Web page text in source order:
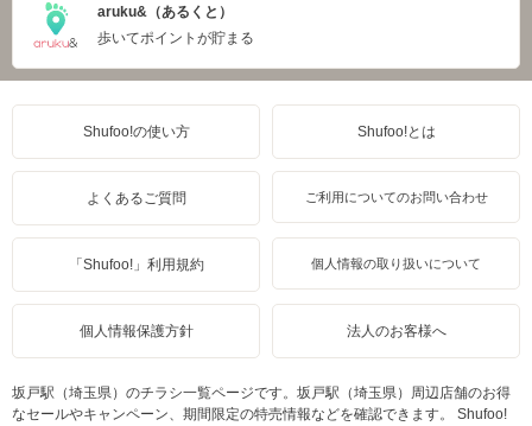
aruku&（あるくと）
歩いてポイントが貯まる
Shufoo!の使い方 Shufoo!とは
よくあるご質問 ご利用についてのお問い合わせ
「Shufoo!」利用規約 個人情報の取り扱いについて
個人情報保護方針 法人のお客様へ
坂戸駅（埼玉県）のチラシ一覧ページです。坂戸駅（埼玉県）周辺店舗のお得
なセールやキャンペーン、期間限定の特売情報などを確認できます。 Shufoo!